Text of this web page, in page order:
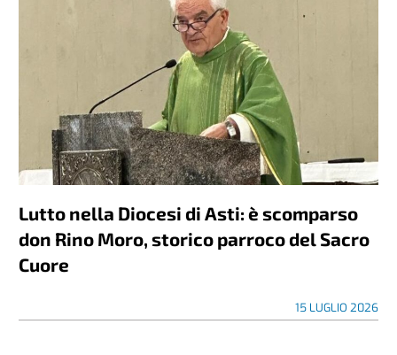
Lutto nella Diocesi di Asti: è scomparso
don Rino Moro, storico parroco del Sacro
Cuore
15 LUGLIO 2026